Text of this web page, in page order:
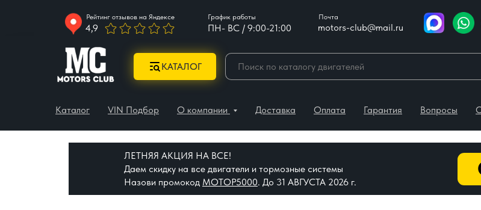
ПН- ВС / 9:00-21:00
Почта
Рейтинг отзывов на Яндексе График работы
motors-club@mail.ru
4,9
КАТАЛОГ
Каталог VIN Подбор О компании Доставка Оплата Гарантия Вопросы
ЛЕТНЯЯ АКЦИЯ НА ВСЕ!
Даем скидку на все двигатели и тормозные системы
Назови промокод МОТОР5000. До 31 АВГУСТА 2026 г.